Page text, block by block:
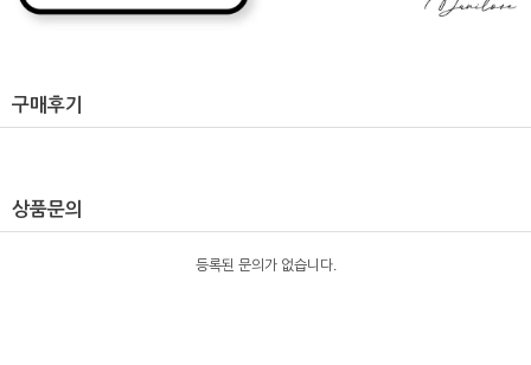
구매후기
상품문의
등록된 문의가 없습니다.